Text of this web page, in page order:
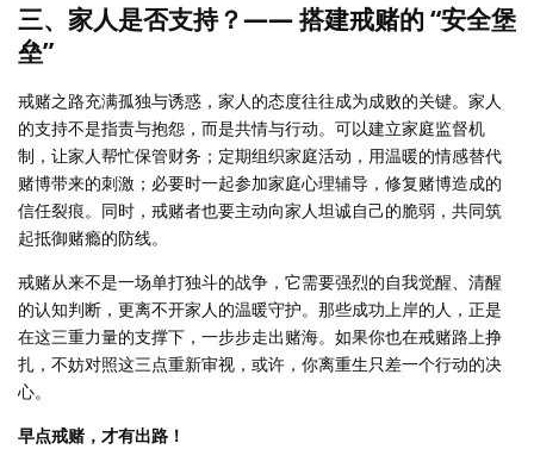
三、家人是否支持？—— 搭建戒赌的 “安全堡
垒”
戒赌之路充满孤独与诱惑，家人的态度往往成为成败的关键。家人
的支持不是指责与抱怨，而是共情与行动。可以建立家庭监督机
制，让家人帮忙保管财务；定期组织家庭活动，用温暖的情感替代
赌博带来的刺激；必要时一起参加家庭心理辅导，修复赌博造成的
信任裂痕。同时，戒赌者也要主动向家人坦诚自己的脆弱，共同筑
起抵御赌瘾的防线。
戒赌从来不是一场单打独斗的战争，它需要强烈的自我觉醒、清醒
的认知判断，更离不开家人的温暖守护。那些成功上岸的人，正是
在这三重力量的支撑下，一步步走出赌海。如果你也在戒赌路上挣
扎，不妨对照这三点重新审视，或许，你离重生只差一个行动的决
心。
早点戒赌，才有出路！